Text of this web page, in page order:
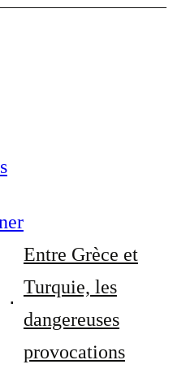
Entre Grèce et
Turquie, les
dangereuses
provocations